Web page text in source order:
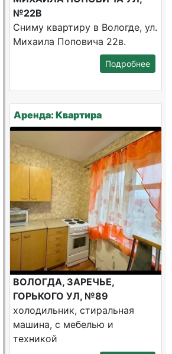
№22В
Сниму квартиру в Вологде, ул.
Михаила Поповича 22в.
Подробнее
Аренда: Квартира
ВОЛОГДА, ЗАРЕЧЬЕ,
ГОРЬКОГО УЛ, №89
холодильник, стиральная
машина, с мебелью и
техникой